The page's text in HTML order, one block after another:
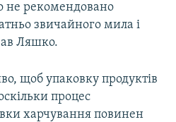
не рекомендовано
звичайного мила і
Ляшко.
щоб упаковку продуктів
процес
харчування повинен